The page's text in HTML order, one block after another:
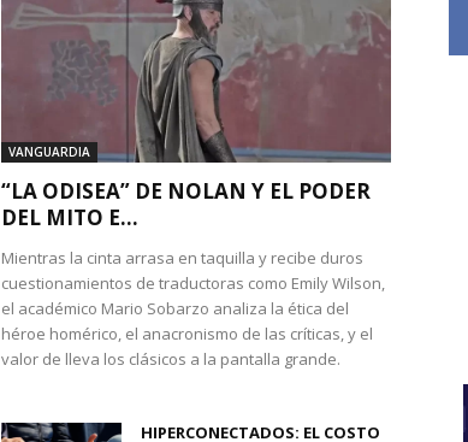
VANGUARDIA
“LA ODISEA” DE NOLAN Y EL PODER
DEL MITO E...
Mientras la cinta arrasa en taquilla y recibe duros
cuestionamientos de traductoras como Emily Wilson,
el académico Mario Sobarzo analiza la ética del
héroe homérico, el anacronismo de las críticas, y el
valor de lleva los clásicos a la pantalla grande.
HIPERCONECTADOS: EL COSTO